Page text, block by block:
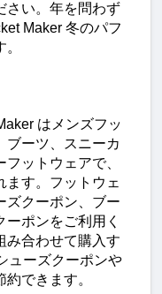
さい。年を問わず
Maker 冬のパフ
はメンズフッ
ブーツ、スニーカ
ットウェアで、
ます。フットウェ
ズクーポン、ブー
ポンをご利用く
み合わせて購入す
ューズクーポンや
できます。